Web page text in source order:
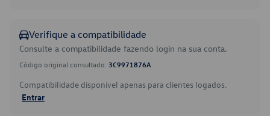
Verifique a compatibilidade
Consulte a compatibilidade fazendo login na sua conta.
Código original consultado: 3C9971876A
Compatibilidade disponível apenas para clientes logados.
Entrar